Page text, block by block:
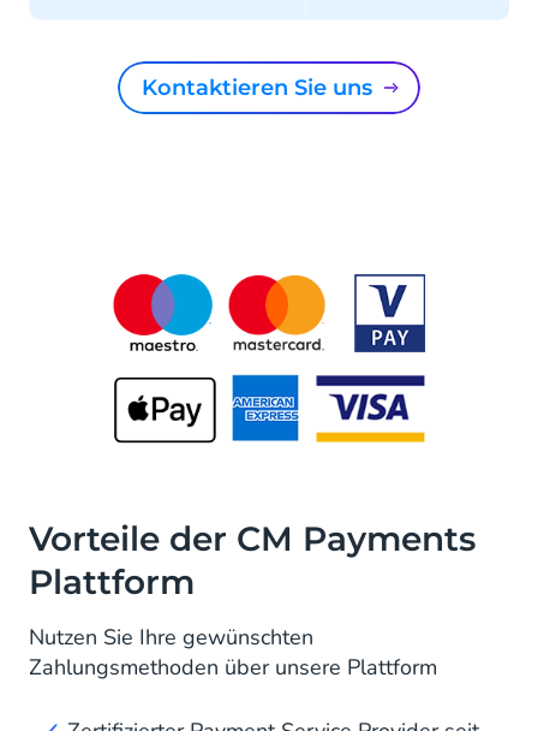
Kontaktieren Sie uns
Vorteile der CM Payments
Plattform
Nutzen Sie Ihre gewünschten
Zahlungsmethoden über unsere Plattform